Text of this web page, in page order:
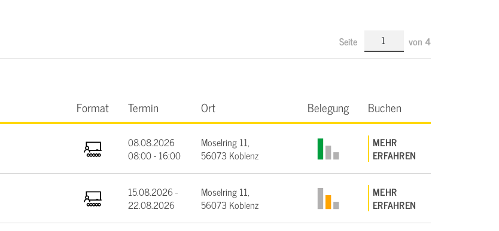
Seite von 4
Format Termin Ort Belegung Buchen
08.08.2026
08:00 - 16:00
Moselring 11,
56073 Koblenz
MEHR
ERFAHREN
15.08.2026 -
22.08.2026
Moselring 11,
56073 Koblenz
MEHR
ERFAHREN